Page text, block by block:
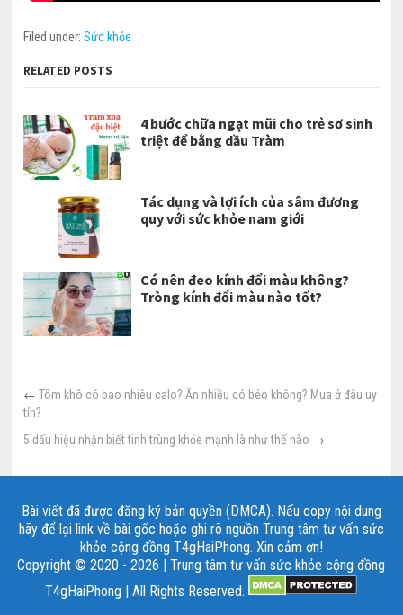
Filed under:Sức khỏe
RELATED POSTS
4 bước chữa ngạt mũi cho trẻ sơ sinh
triệt để bằng dầu Tràm
Tác dụng và lợi ích của sâm đương
quy với sức khỏe nam giới
Có nên đeo kính đổi màu không?
Tròng kính đổi màu nào tốt?
←Tôm khô có bao nhiêu calo? Ăn nhiều có béo không? Mua ở đâu uy
tín?
5 dấu hiệu nhận biết tinh trùng khỏe mạnh là như thế nào →
Bài viết đã được đăng ký bản quyền (DMCA). Nếu copy nội dung
hãy để lại link về bài gốc hoặc ghi rõ nguồn Trung tâm tư vấn sức
khỏe cộng đồng T4gHaiPhong. Xin cảm ơn!
Copyright © 2020 - 2026 | Trung tâm tư vấn sức khỏe cộng đồng
T4gHaiPhong | All Rights Reserved.